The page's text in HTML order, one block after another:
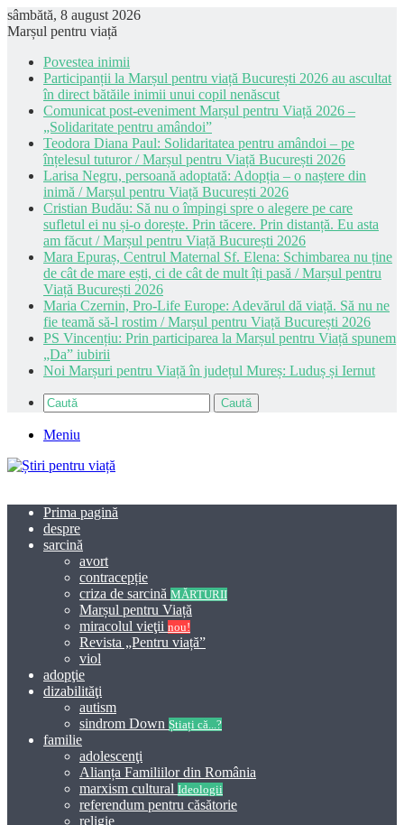
sâmbătă, 8 august 2026
Marșul pentru viață
Povestea inimii
Participanții la Marșul pentru viață București 2026 au ascultat
în direct bătăile inimii unui copil nenăscut
Comunicat post-eveniment Marșul pentru Viață 2026 –
„Solidaritate pentru amândoi”
Teodora Diana Paul: Solidaritatea pentru amândoi – pe
înțelesul tuturor / Marșul pentru Viață București 2026
Larisa Negru, persoană adoptată: Adopția – o naștere din
inimă / Marșul pentru Viață București 2026
Cristian Budău: Să nu o împingi spre o alegere pe care
sufletul ei nu și-o dorește. Prin tăcere. Prin distanță. Eu asta
am făcut / Marșul pentru Viață București 2026
Mara Epuraș, Centrul Maternal Sf. Elena: Schimbarea nu ține
de cât de mare ești, ci de cât de mult îți pasă / Marșul pentru
Viață București 2026
Maria Czernin, Pro-Life Europe: Adevărul dă viață. Să nu ne
fie teamă să-l rostim / Marșul pentru Viață București 2026
PS Vincențiu: Prin participarea la Marșul pentru Viață spunem
„Da” iubirii
Noi Marșuri pentru Viață în județul Mureș: Luduș și Iernut
Caută
Meniu
Prima pagină
despre
sarcină
avort
contracepție
criza de sarcină MĂRTURII
Marșul pentru Viață
miracolul vieţii nou!
Revista „Pentru viață”
viol
adopţie
dizabilităţi
autism
sindrom Down Știați că...?
familie
adolescenţi
Alianța Familiilor din România
marxism cultural Ideologii
referendum pentru căsătorie
religie